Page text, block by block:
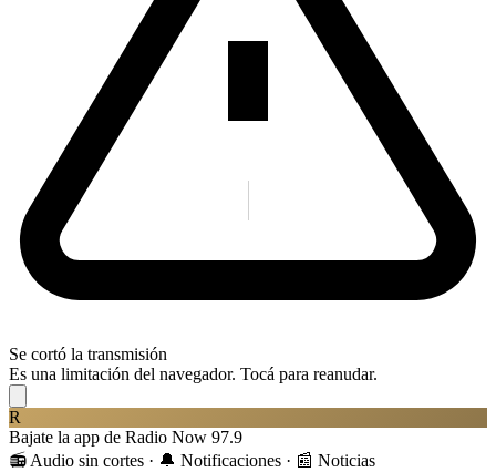
Se cortó la transmisión
Es una limitación del navegador. Tocá para reanudar.
R
Bajate la app de Radio Now 97.9
📻 Audio sin cortes · 🔔 Notificaciones · 📰 Noticias